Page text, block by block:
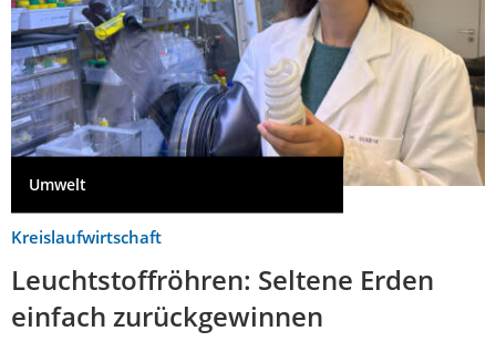
Umwelt
Kreislaufwirtschaft
Leuchtstoffröhren: Seltene Erden
einfach zurückgewinnen